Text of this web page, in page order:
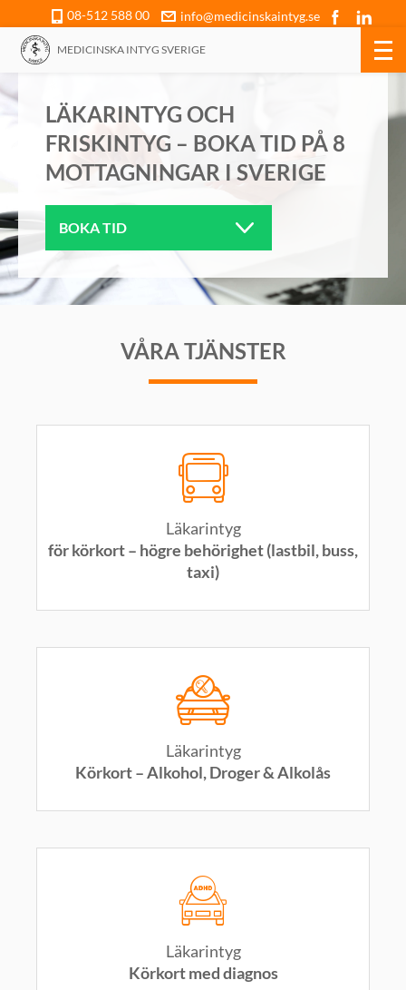
08-512 588 00 info@medicinskaintyg.se
MEDICINSKA INTYG SVERIGE
LÄKARINTYG OCH
FRISKINTYG – BOKA TID PÅ 8
MOTTAGNINGAR I SVERIGE
VÅRA TJÄNSTER
Läkarintyg
för körkort – högre behörighet (lastbil, buss,
taxi)
Läkarintyg
Körkort – Alkohol, Droger & Alkolås
Läkarintyg
Körkort med diagnos